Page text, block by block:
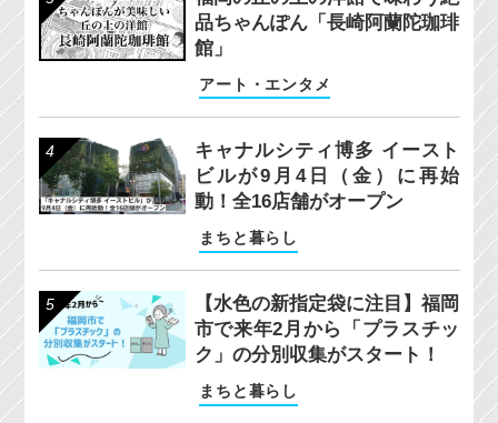
品ちゃんぽん「長崎阿蘭陀珈琲
館」
アート・エンタメ
キャナルシティ博多 イースト
ビルが9月4日（金）に再始
動！全16店舗がオープン
まちと暮らし
【水色の新指定袋に注目】福岡
市で来年2月から「プラスチッ
ク」の分別収集がスタート！
まちと暮らし